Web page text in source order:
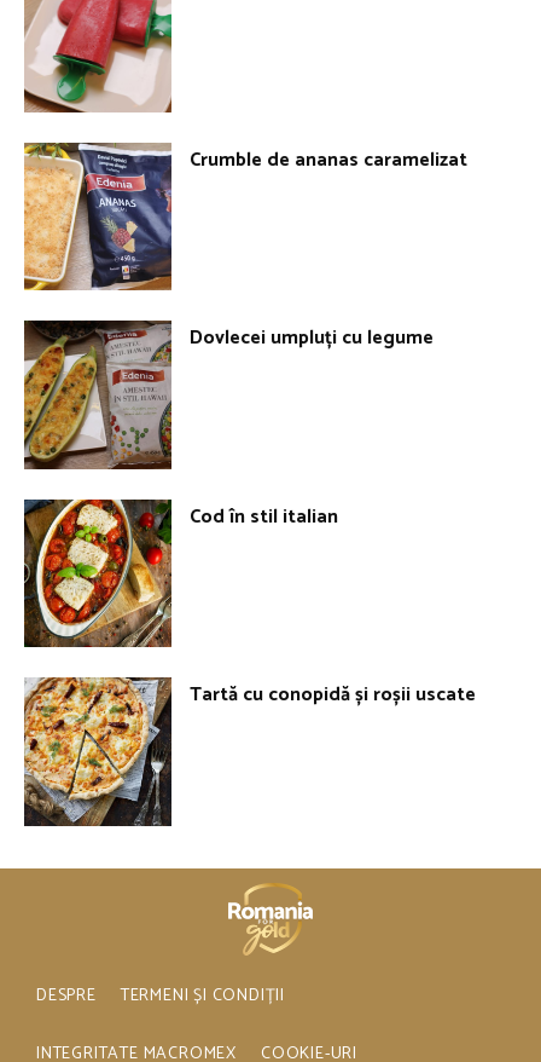
Crumble de ananas caramelizat
Dovlecei umpluți cu legume
Cod în stil italian
Tartă cu conopidă și roșii uscate
DESPRE TERMENI ȘI CONDIȚII
INTEGRITATE MACROMEX COOKIE-URI